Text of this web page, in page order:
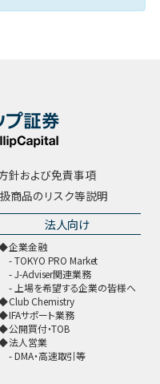
針および免責事項
商品のリスク等説明
法人向け
企業金融
TOKYO PRO Market
J-Adviser関連業務
上場を希望する企業の皆様へ
Club Chemistry
IFAサポート業務
公開買付・TOB
法人営業
DMA・高速取引等